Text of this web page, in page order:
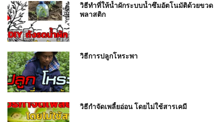
วิธีทำที่ให้น้ำผักระบบน้ำซึมอัตโนมัติด้วยขวด
พลาสติก
วิธีการปลูกโหระพา
วิธีกำจัดเพลี้ยอ่อน โดยไม่ใช้สารเคมี